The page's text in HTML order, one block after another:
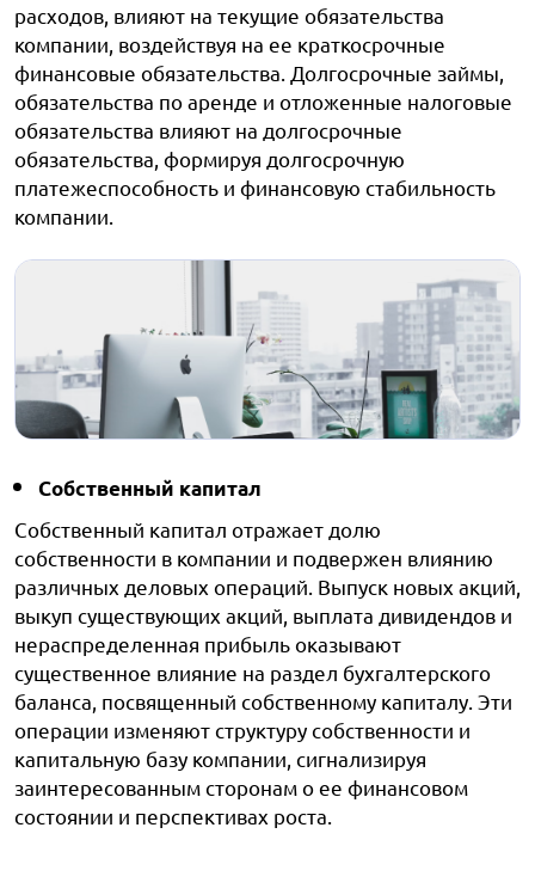
расходов, влияют на текущие обязательства
компании, воздействуя на ее краткосрочные
финансовые обязательства. Долгосрочные займы,
обязательства по аренде и отложенные налоговые
обязательства влияют на долгосрочные
обязательства, формируя долгосрочную
платежеспособность и финансовую стабильность
компании.
Собственный капитал
Собственный капитал отражает долю
собственности в компании и подвержен влиянию
различных деловых операций. Выпуск новых акций,
выкуп существующих акций, выплата дивидендов и
нераспределенная прибыль оказывают
существенное влияние на раздел бухгалтерского
баланса, посвященный собственному капиталу. Эти
операции изменяют структуру собственности и
капитальную базу компании, сигнализируя
заинтересованным сторонам о ее финансовом
состоянии и перспективах роста.